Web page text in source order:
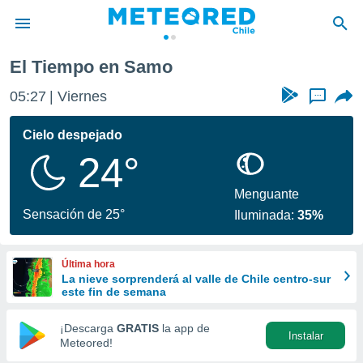
de
por
se
calidad.
a este
las
y
forma
digital
basada
El Tiempo en Samo
05:27 Viernes ...
Cielo despejado
24°
Sensación de 25°
Menguante
Iluminada:35%
Última hora
La nieve sorprenderá al valle de Chile centro-sur
este fin de semana
¡Descarga GRATIS la app de
Meteored!
Instalar